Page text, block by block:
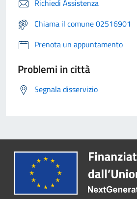
Richiedi Assistenza
Chiama il comune 02516901
Prenota un appuntamento
Problemi in città
Segnala disservizio